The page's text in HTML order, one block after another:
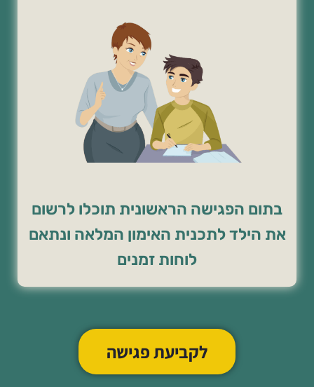
בתום הפגישה הראשונית תוכלו לרשום
את הילד לתכנית האימון המלאה ונתאם
לוחות זמנים
לקביעת פגישה